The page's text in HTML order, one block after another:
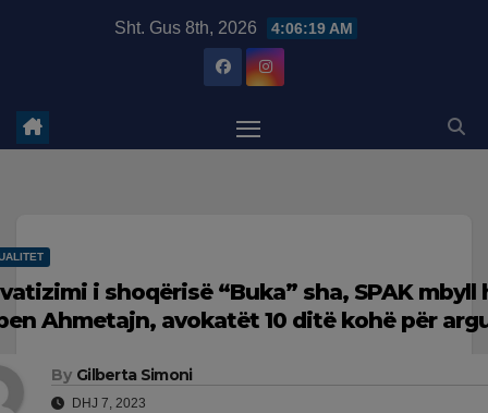
Sht. Gus 8th, 2026 4:06:20 AM
i shoqërisë “Buka” sha, SPAK
Ahmetajn, avokatët 10 ditë kohë për
By Gilberta Simoni
DHJ 7, 2023